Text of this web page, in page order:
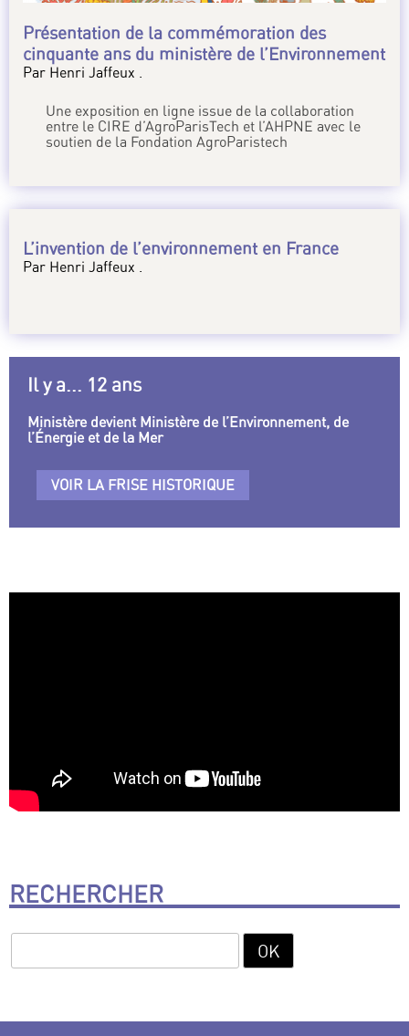
Présentation de la commémoration des
cinquante ans du ministère de l’Environnement
Par Henri Jaffeux .
Une exposition en ligne issue de la collaboration
entre le CIRE d’AgroParisTech et l’AHPNE avec le
soutien de la Fondation AgroParistech
L’invention de l’environnement en France
Par Henri Jaffeux .
Il y a... 12 ans
Ministère devient Ministère de l’Environnement, de
l’Énergie et de la Mer
VOIR LA FRISE HISTORIQUE
RECHERCHER